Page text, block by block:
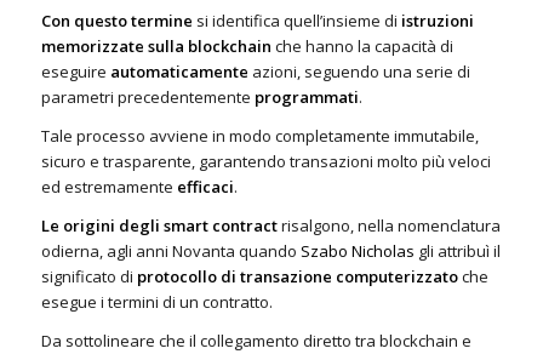
Con questo termine si identifica quell’insieme di istruzioni
memorizzate sulla blockchain che hanno la capacità di
eseguire automaticamente azioni, seguendo una serie di
parametri precedentemente programmati.
Tale processo avviene in modo completamente immutabile,
sicuro e trasparente, garantendo transazioni molto più veloci
ed estremamente efficaci.
Le origini degli smart contractrisalgono, nella nomenclatura
odierna, agli anni Novanta quando Szabo Nicholas gli attribuì il
significato di protocollo di transazione computerizzatoche
esegue i termini di un contratto.
Da sottolineare che il collegamento diretto tra blockchain e